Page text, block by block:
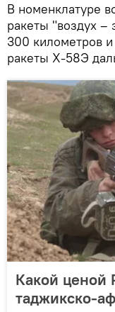
В номенклатуре
ракеты "воздух
300 километров
ракеты Х-58Э
Какой ценой
таджикско-